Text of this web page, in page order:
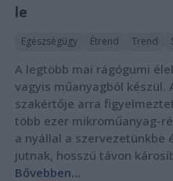
le
Egészségügy Étrend Trend
A legtöbb mai rágógumi
vagyis műanyagból készül.
szakértője arra
több ezer mikroműanyag-
a nyállal a szervezetünkbe
jutnak, hosszú távon
Bővebben...